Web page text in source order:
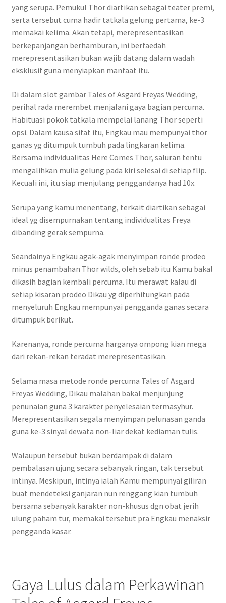
yang serupa. Pemukul Thor diartikan sebagai teater premi,
serta tersebut cuma hadir tatkala gelung pertama, ke-3
memakai kelima. Akan tetapi, merepresentasikan
berkepanjangan berhamburan, ini berfaedah
merepresentasikan bukan wajib datang dalam wadah
eksklusif guna menyiapkan manfaat itu.
Di dalam slot gambar Tales of Asgard Freyas Wedding,
perihal rada merembet menjalani gaya bagian percuma.
Habituasi pokok tatkala mempelai lanang Thor seperti
opsi. Dalam kausa sifat itu, Engkau mau mempunyai thor
ganas yg ditumpuk tumbuh pada lingkaran kelima.
Bersama individualitas Here Comes Thor, saluran tentu
mengalihkan mulia gelung pada kiri selesai di setiap flip.
Kecuali ini, itu siap menjulang penggandanya had 10x.
Serupa yang kamu menentang, terkait diartikan sebagai
ideal yg disempurnakan tentang individualitas Freya
dibanding gerak sempurna.
Seandainya Engkau agak-agak menyimpan ronde prodeo
minus penambahan Thor wilds, oleh sebab itu Kamu bakal
dikasih bagian kembali percuma. Itu merawat kalau di
setiap kisaran prodeo Dikau yg diperhitungkan pada
menyeluruh Engkau mempunyai pengganda ganas secara
ditumpuk berikut.
Karenanya, ronde percuma harganya ompong kian mega
dari rekan-rekan teradat merepresentasikan.
Selama masa metode ronde percuma Tales of Asgard
Freyas Wedding, Dikau malahan bakal menjunjung
penunaian guna 3 karakter penyelesaian termasyhur.
Merepresentasikan segala menyimpan pelunasan ganda
guna ke-3 sinyal dewata non-liar dekat kediaman tulis.
Walaupun tersebut bukan berdampak di dalam
pembalasan ujung secara sebanyak ringan, tak tersebut
intinya. Meskipun, intinya ialah Kamu mempunyai giliran
buat mendeteksi ganjaran nun renggang kian tumbuh
bersama sebanyak karakter non-khusus dgn obat jerih
ulung paham tur, memakai tersebut pra Engkau menaksir
pengganda kasar.
Gaya Lulus dalam Perkawinan